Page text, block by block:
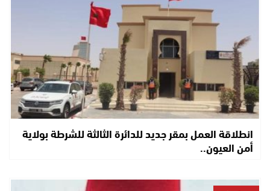
انطلاقة العمل بمقر جديد للدائرة الثالثة للشرطة بولاية
أمن العيون..